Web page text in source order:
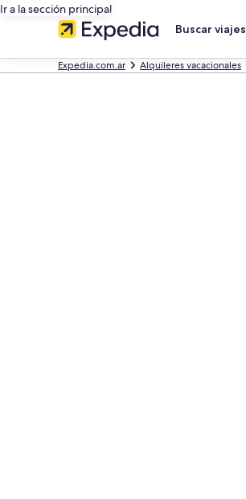
Ir a la sección principal
Buscar viajes
Expedia.com.ar Alquileres vacacionales